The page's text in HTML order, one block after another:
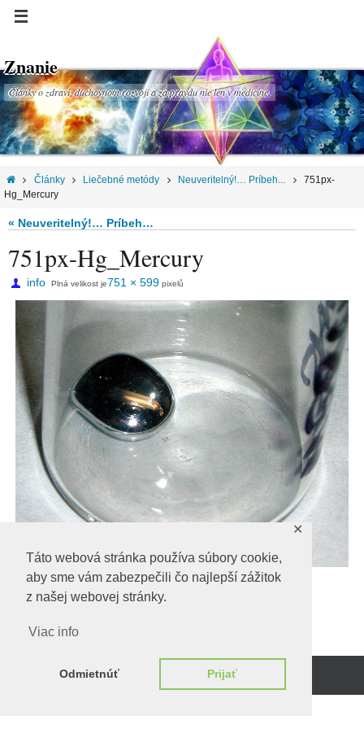
Táto webová stránka používa súbory cookie,
aby sme vám zabezpečili čo najlepší zážitok
z našej webovej stránky.
Viac info
Odmietnúť Prijať
✕
Znanie
Články o zdraví, duchovnom rozvoji a za pravdu nie len v medicíne.
Články Liečebné metódy Neuveritelný!… Príbeh...
751px-
Hg_Mercury
« Neuveritelný!… Príbeh…
751px-Hg_Mercury
info Plná velikost je751 × 599 pixelů
WordPress.